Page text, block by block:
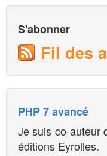
S'abonner
Fil des
PHP 7 avancé
Je suis co-auteur
éditions Eyrolles.